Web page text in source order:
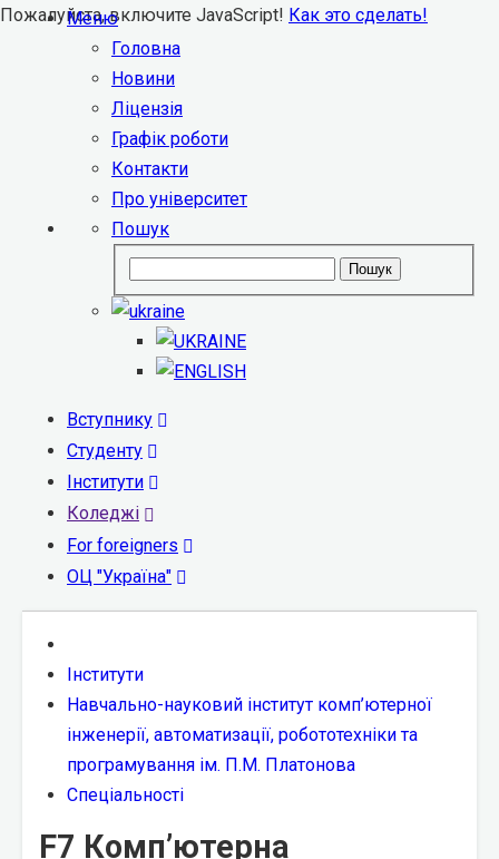
Пожалуйста, включите JavaScript! Как это сделать!
Меню
Головна
Новини
Ліцензія
Графік роботи
Контакти
Про університет
Пошук
Пошук
Вступнику
Студенту
Інститути
Коледжі
For foreigners
ОЦ "Україна"
Інститути
Навчально-науковий інститут комп’ютерної
інженерії, автоматизації, робототехніки та
програмування ім. П.М. Платонова
Спеціальності
F7 Комп’ютерна